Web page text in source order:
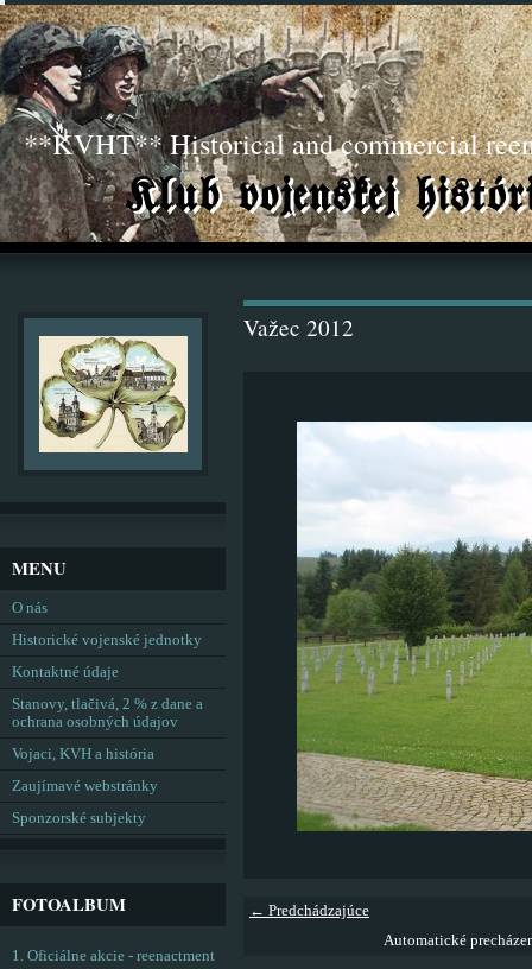
**KVHT** Historical and commercial
Važec 2012
← Predchádzajúce
Automatické
MENU
O nás
Historické vojenské jednotky
Kontaktné údaje
Stanovy, tlačivá, 2 % z dane a
ochrana osobných údajov
Vojaci, KVH a história
Zaujímavé webstránky
Sponzorské subjekty
FOTOALBUM
1. Oficiálne akcie - reenactment